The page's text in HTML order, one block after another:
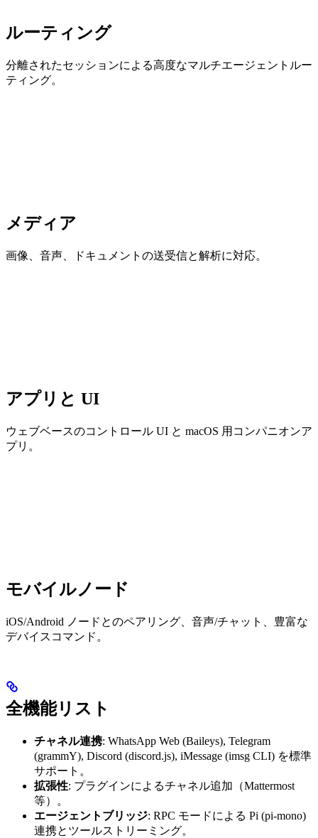
ルーティング
分離されたセッションによる高度なマルチエージェントルー
ティング。
メディア
画像、音声、ドキュメントの送受信と解析に対応。
アプリと UI
ウェブベースのコントロール UI と macOS 用コンパニオンア
プリ。
モバイルノード
iOS/Android ノードとのペアリング、音声/チャット、豊富な
デバイスコマンド。
全機能リスト
チャネル連携: WhatsApp Web (Baileys), Telegram
(grammY), Discord (discord.js), iMessage (imsg CLI) を標準
サポート。
拡張性: プラグインによるチャネル追加（Mattermost
等）。
エージェントブリッジ: RPC モードによる Pi (pi-mono)
連携とツールストリーミング。